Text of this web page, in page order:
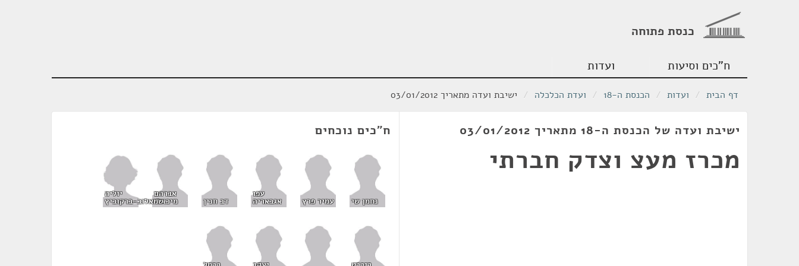
כנסת פתוחה
ח"כים וסיעות ועדות
דף הבית / ועדות / הכנסת ה-18 / ועדת הכלכלה / ישיבת ועדה מתאריך 03/01/2012
ישיבת ועדה של הכנסת ה-18 מתאריך 03/01/2012
מכרז מעצ וצדק חברתי
ח"כים נוכחים
נחמן שי עמיר פרץ
עפו
אגבאריה דב חנין
אברהם
מיכאלי
יוליה
שמאלוב-ברקוביץ